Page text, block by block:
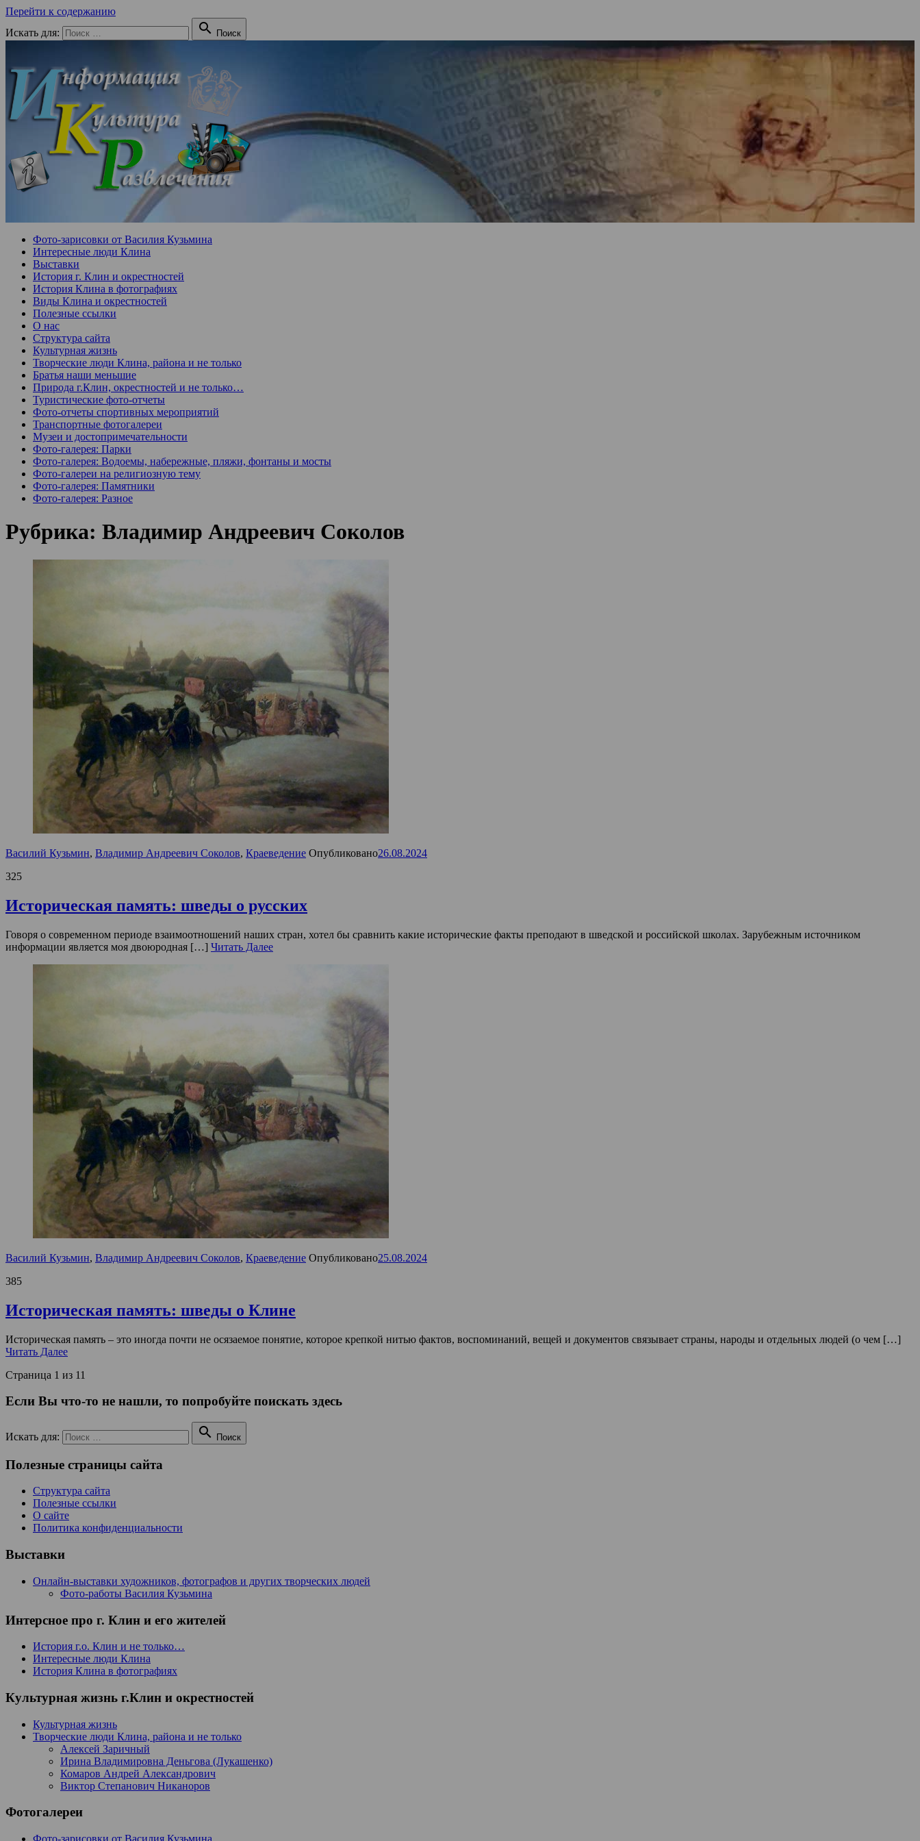
Перейти к содержанию
Искать для:
 Поиск
Фото-зарисовки от Василия Кузьмина
Интересные люди Клина
Выставки
История г. Клин и окрестностей
История Клина в фотографиях
Виды Клина и окрестностей
Полезные ссылки
О нас
Структура сайта
Культурная жизнь
Творческие люди Клина, района и не только
Братья наши меньшие
Природа г.Клин, окрестностей и не только…
Туристические фото-отчеты
Фото-отчеты спортивных мероприятий
Транспортные фотогалереи
Музеи и достопримечательности
Фото-галерея: Парки
Фото-галерея: Водоемы, набережные, пляжи, фонтаны и мосты
Фото-галереи на религиозную тему
Фото-галерея: Памятники
Фото-галерея: Разное
Рубрика: Владимир Андреевич Соколов
Василий Кузьмин, Владимир Андреевич Соколов, Краеведение Опубликовано26.08.2024
325
Историческая память: шведы о русских
Говоря о современном периоде взаимоотношений наших стран, хотел бы сравнить какие исторические факты преподают в шведской и российской школах. Зарубежным источником
информации является моя двоюродная […] Читать Далее
Василий Кузьмин, Владимир Андреевич Соколов, Краеведение Опубликовано25.08.2024
385
Историческая память: шведы о Клине
Историческая память – это иногда почти не осязаемое понятие, которое крепкой нитью фактов, воспоминаний, вещей и документов связывает страны, народы и отдельных людей (о чем […]
Читать Далее
Страница 1 из 11
Если Вы что-то не нашли, то попробуйте поискать здесь
Искать для:  Поиск
Полезные страницы сайта
Структура сайта
Полезные ссылки
О сайте
Политика конфиденциальности
Выставки
Онлайн-выставки художников, фотографов и других творческих людей
Фото-работы Василия Кузьмина
Интерсное про г. Клин и его жителей
История г.о. Клин и не только…
Интересные люди Клина
История Клина в фотографиях
Культурная жизнь г.Клин и окрестностей
Культурная жизнь
Творческие люди Клина, района и не только
Алексей Заричный
Ирина Владимировна Деньгова (Лукашенко)
Комаров Андрей Александрович
Виктор Степанович Никаноров
Фотогалереи